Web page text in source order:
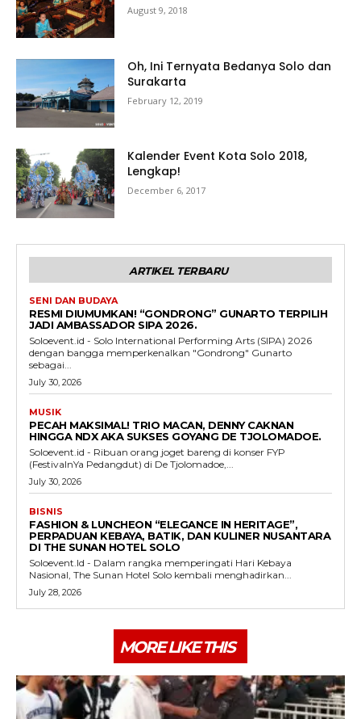
August 9, 2018
Oh, Ini Ternyata Bedanya Solo dan
Surakarta
February 12, 2019
Kalender Event Kota Solo 2018,
Lengkap!
December 6, 2017
ARTIKEL TERBARU
SENI DAN BUDAYA
RESMI DIUMUMKAN! “GONDRONG” GUNARTO TERPILIH
JADI AMBASSADOR SIPA 2026.
Soloevent.id - Solo International Performing Arts (SIPA) 2026
dengan bangga memperkenalkan "Gondrong" Gunarto
sebagai...
July 30, 2026
MUSIK
PECAH MAKSIMAL! TRIO MACAN, DENNY CAKNAN
HINGGA NDX AKA SUKSES GOYANG DE TJOLOMADOE.
Soloevent.id - Ribuan orang joget bareng di konser FYP
(FestivalnYa Pedangdut) di De Tjolomadoe,...
July 30, 2026
BISNIS
FASHION & LUNCHEON “ELEGANCE IN HERITAGE”,
PERPADUAN KEBAYA, BATIK, DAN KULINER NUSANTARA
DI THE SUNAN HOTEL SOLO
Soloevent.Id - Dalam rangka memperingati Hari Kebaya
Nasional, The Sunan Hotel Solo kembali menghadirkan...
July 28, 2026
MORE LIKE THIS